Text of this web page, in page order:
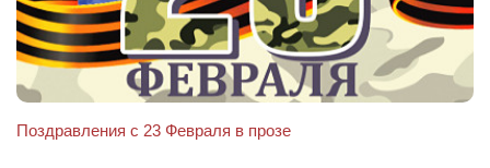
Поздравления с 23 Февраля в прозе